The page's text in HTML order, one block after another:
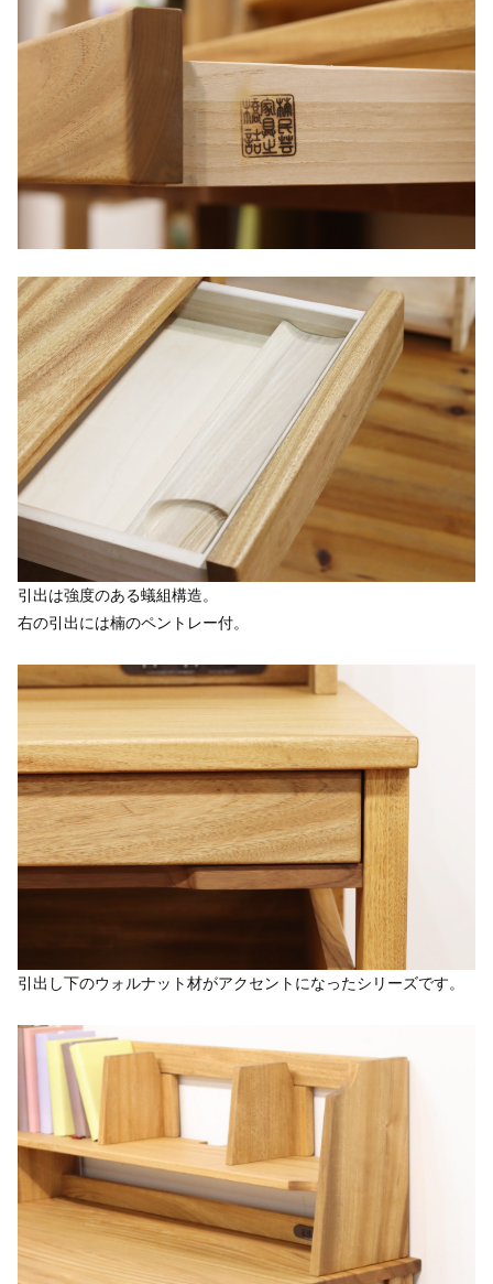
引出は強度のある蟻組構造。
右の引出には楠のペントレー付。
引出し下のウォルナット材がアクセントになったシリーズです。